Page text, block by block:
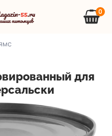
0
для